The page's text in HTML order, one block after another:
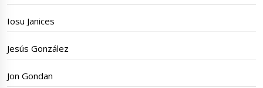
Iosu Janices
Jesús González
Jon Gondan